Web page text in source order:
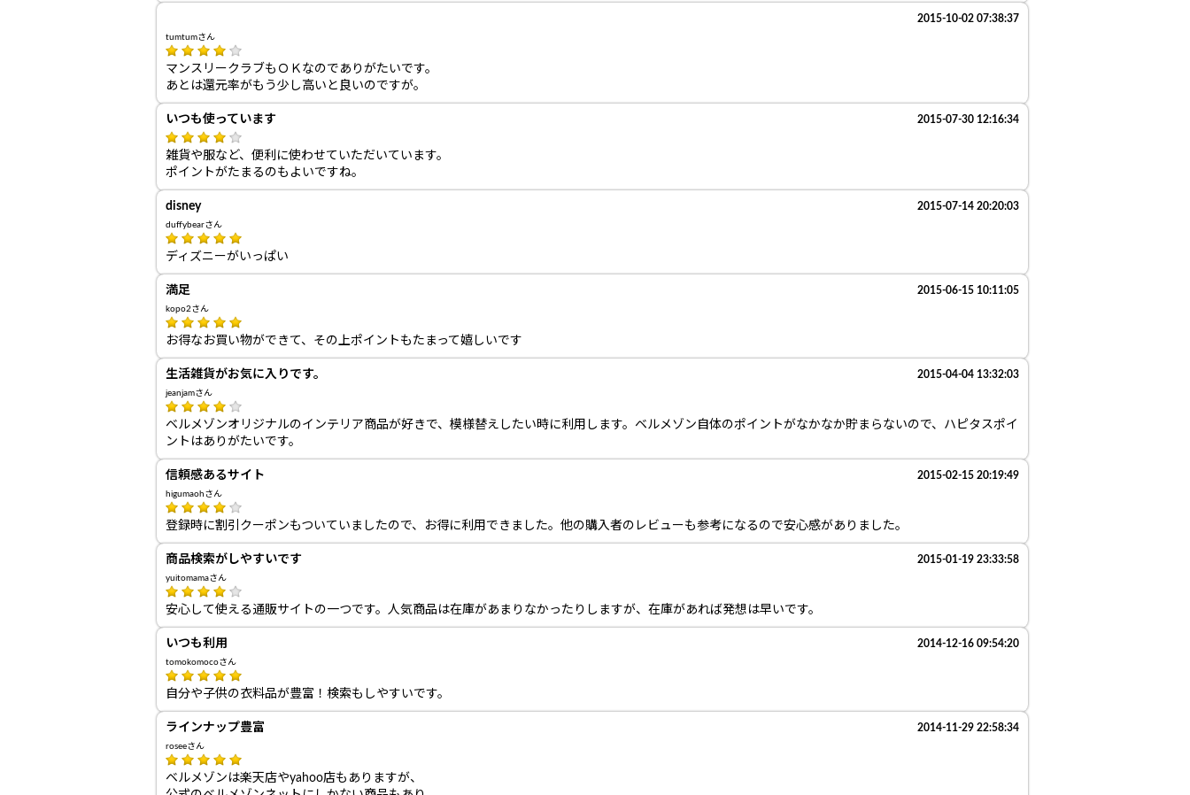
2015-10-02 07:38:37
tumtumさん
マンスリークラブもＯＫなのでありがたいです。
あとは還元率がもう少し高いと良いのですが。
いつも使っています 2015-07-30 12:16:34
雑貨や服など、便利に使わせていただいています。
ポイントがたまるのもよいですね。
disney 2015-07-14 20:20:03
duffybearさん
ディズニーがいっぱい
満足 2015-06-15 10:11:05
kopo2さん
お得なお買い物ができて、その上ポイントもたまって嬉しいです
生活雑貨がお気に入りです。 2015-04-04 13:32:03
jeanjamさん
ベルメゾンオリジナルのインテリア商品が好きで、模様替えしたい時に利用します。ベルメゾン自体のポイントがなかなか貯まらないので、ハピタスポイ
ントはありがたいです。
信頼感あるサイト 2015-02-15 20:19:49
higumaohさん
登録時に割引クーポンもついていましたので、お得に利用できました。他の購入者のレビューも参考になるので安心感がありました。
商品検索がしやすいです 2015-01-19 23:33:58
yuitomamaさん
安心して使える通販サイトの一つです。人気商品は在庫があまりなかったりしますが、在庫があれば発想は早いです。
いつも利用 2014-12-16 09:54:20
tomokomocoさん
自分や子供の衣料品が豊富！検索もしやすいです。
ラインナップ豊富 2014-11-29 22:58:34
roseeさん
ベルメゾンは楽天店やyahoo店もありますが、